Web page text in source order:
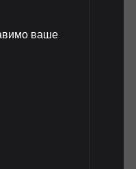
ваше